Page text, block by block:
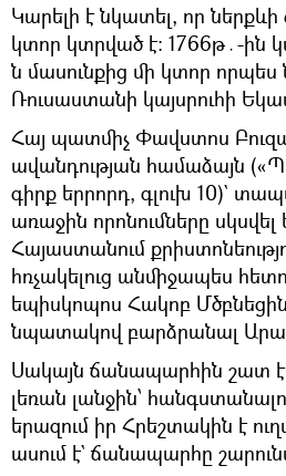
Կարելի է նկատել, որ ներքևի
կտոր կտրված է։ 1766թ․-ին
ն մասունքից մի կտոր
Ռուսաստանի կայսրուհի
Հայ պատմիչ Փավստոս
ավանդության համաձայն
գիրք երրորդ, գլուխ 10)`
առաջին որոնումները սկսվել
Հայաստանում
հռչակելուց անմիջապես
եպիսկոպոս Հակոբ
նպատակով բարձրանալ
Սակայն ճանապարհին շատ է
լեռան լանջին՝
երազում իր Հրեշտակին է
ասում է` ճանապարհը